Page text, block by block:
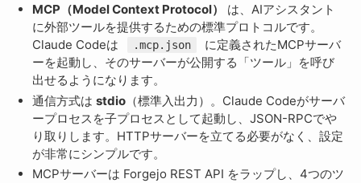
MCP（Model Context Protocol）
は、AIアシスタント
に外部ツールを提供するための標準プロトコルです。
Claude Codeは
.mcp.json
に定義されたMCPサーバ
ーを起動し、そのサーバーが公開する「ツール」を呼び
出せるようになります。
通信方式はstdio （標準入出力）。Claude Codeがサーバ
ープロセスを子プロセスとして起動し、JSON-RPCでや
り取りします。HTTPサーバーを立てる必要がなく、設定
が非常にシンプルです。
MCPサーバーは Forgejo REST API をラップし、4つのツ